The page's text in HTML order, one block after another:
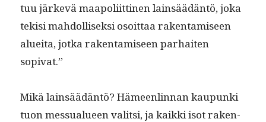
tuu järkevä maapoli­it­ti­nen lain­säädän­tö, joka
tek­isi mah­dol­lisek­si osoit­taa rak­en­tamiseen
aluei­ta, jot­ka rak­en­tamiseen parhait­en
sopivat.”
Mikä lain­säädän­tö? Hämeen­lin­nan kaupun­ki
tuon mes­su­alueen val­it­si, ja kaik­ki isot raken­